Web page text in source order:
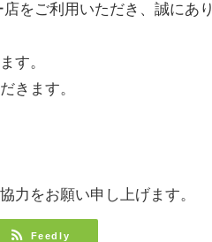
をご利用いただき、誠にあり
す。
きます。
力をお願い申し上げます。
Feedly